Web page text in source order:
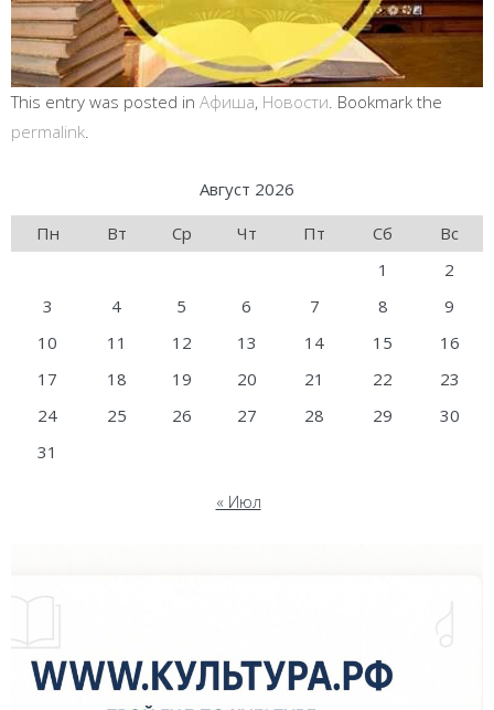
This entry was posted in Афиша, Новости. Bookmark the
permalink.
Август 2026
Пн
Вт Ср Чт Пт Сб
Вс
1
2
3
4 5 6 7 8
9
10
11 12 13 14 15
16
17
18 19 20 21 22
23
24
25 26 27 28 29
30
31
« Июл